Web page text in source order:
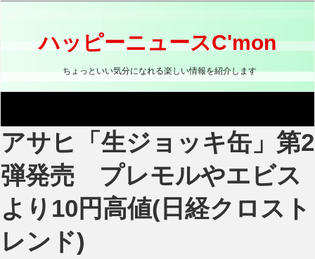
ス
ッ
プ
ハッピーニュースC'mon
ちょっといい気分になれる楽しい情報を紹介します
アサヒ「生ジョッキ缶」第2
弾発売 プレモルやエビス
より10円高値(日経クロスト
レンド)